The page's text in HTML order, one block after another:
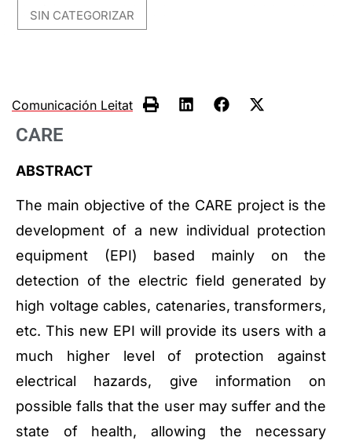
SIN CATEGORIZAR
Comunicación Leitat
CARE
ABSTRACT
The main objective of the CARE project is the
development of a new individual protection
equipment (EPI) based mainly on the
detection of the electric field generated by
high voltage cables, catenaries, transformers,
etc. This new EPI will provide its users with a
much higher level of protection against
electrical hazards, give information on
possible falls that the user may suffer and the
state of health, allowing the necessary